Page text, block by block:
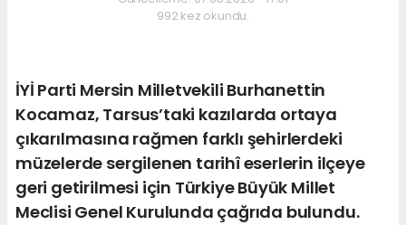
992 kez okundu.
İYİ Parti Mersin Milletvekili Burhanettin
Kocamaz, Tarsus’taki kazılarda ortaya
çıkarılmasına rağmen farklı şehirlerdeki
müzelerde sergilenen tarihî eserlerin ilçeye
geri getirilmesi için Türkiye Büyük Millet
Meclisi Genel Kurulunda çağrıda bulundu.